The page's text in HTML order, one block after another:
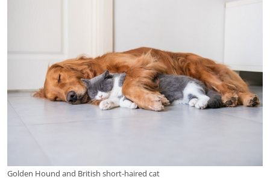
Golden Hound and British short-haired cat